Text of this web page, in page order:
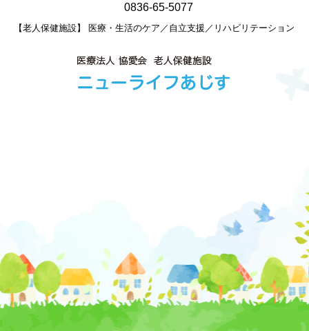
0836-65-5077
【老人保健施設】 医療・生活のケア／自立支援／リハビリテーション